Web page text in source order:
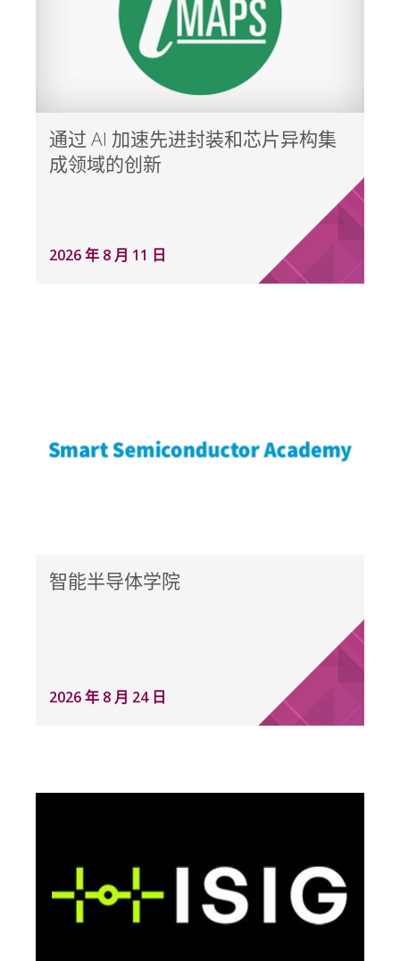
通过 AI 加速先进封装和芯片异构集
成领域的创新
2026 年 8 月 11 日
智能半导体学院
2026 年 8 月 24 日